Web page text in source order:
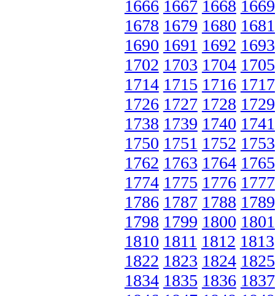
1666 1667 1668 1669
1678 1679 1680 1681
1690 1691 1692 1693
1702 1703 1704 1705
1714 1715 1716 1717
1726 1727 1728 1729
1738 1739 1740 1741
1750 1751 1752 1753
1762 1763 1764 1765
1774 1775 1776 1777
1786 1787 1788 1789
1798 1799 1800 1801
1810 1811 1812 1813
1822 1823 1824 1825
1834 1835 1836 1837